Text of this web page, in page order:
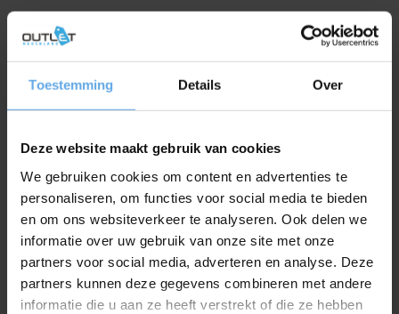
Toestemming Details Over
Deze website maakt gebruik van cookies
We gebruiken cookies om content en advertenties te
personaliseren, om functies voor social media te bieden
en om ons websiteverkeer te analyseren. Ook delen we
informatie over uw gebruik van onze site met onze
partners voor social media, adverteren en analyse. Deze
partners kunnen deze gegevens combineren met andere
informatie die u aan ze heeft verstrekt of die ze hebben
Visgraat met karakter
Deze vloer biedt de uitstraling van een traditionele houten
warme, naturel eiken kleur geeft je interieur direct een
karakteristieke en luxueuze uitstraling. Perfect voor wie
een tijdloze look wil combineren met moderne
functionaliteit.
Waterbestendig en onderhoudsarm